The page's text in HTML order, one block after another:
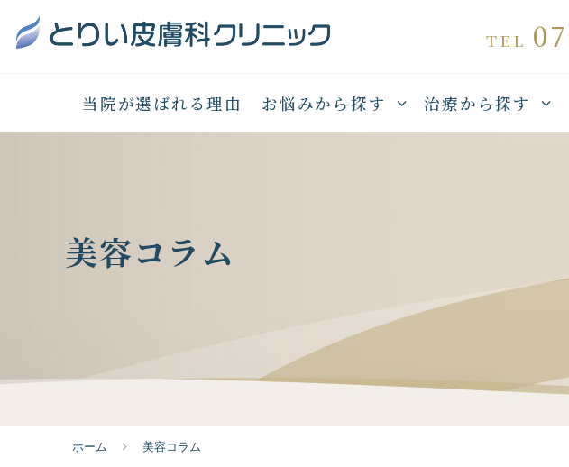
TEL
当院が選ばれる理由 お悩みから探す 治療から探す
美容コラム
ホーム 美容コラム